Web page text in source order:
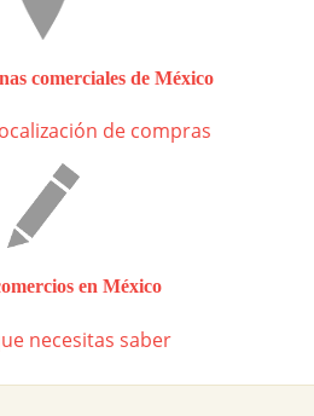
comerciales de México
de compras
en México
necesitas saber